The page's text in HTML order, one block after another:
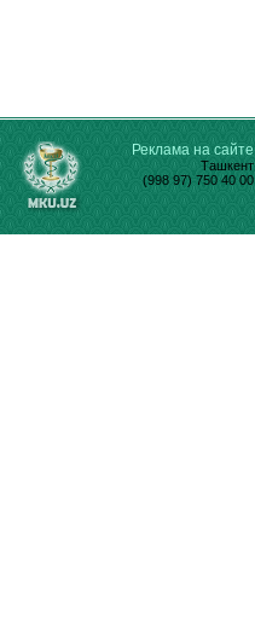
Реклама на сайте
Ташкент
(998 97) 750 40 00